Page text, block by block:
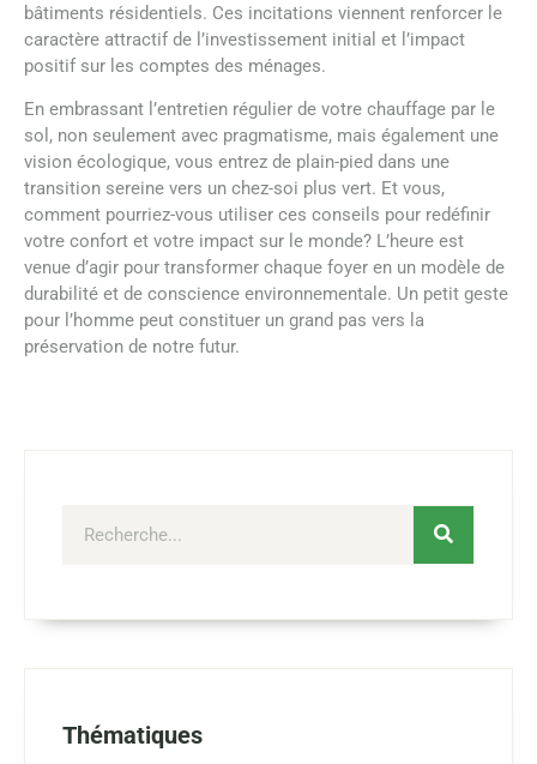
bâtiments résidentiels. Ces incitations viennent renforcer le
caractère attractif de l’investissement initial et l’impact
positif sur les comptes des ménages.
En embrassant l’entretien régulier de votre chauffage par le
sol, non seulement avec pragmatisme, mais également une
vision écologique, vous entrez de plain-pied dans une
transition sereine vers un chez-soi plus vert. Et vous,
comment pourriez-vous utiliser ces conseils pour redéfinir
votre confort et votre impact sur le monde? L’heure est
venue d’agir pour transformer chaque foyer en un modèle de
durabilité et de conscience environnementale. Un petit geste
pour l’homme peut constituer un grand pas vers la
préservation de notre futur.
Thématiques